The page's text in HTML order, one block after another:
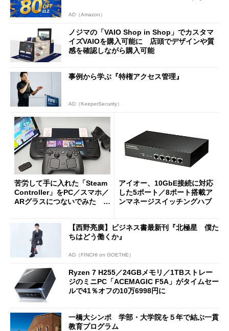
AD（Amazon）
ノジマの「VAIO Shop in Shop」でカスタマ
イズVAIOを購入可能に 店頭でデザインや質
感を確認しながら購入可能
事例から学ぶ『特権アクセス管理』
AD（KeeperSecurity）
苦労して手に入れた「Steam
Controller」をPC／スマホ／
ARグラスにつないでみた ゲ
アイオー、10GbE接続に対応
した5ポート／8ポート搭載ア
ンマネージスイッチングハブ
【西野亮廣】ビジネス書最新刊『北極星 僕た
ちはどう働くか』
AD（FINCHI on GOETHE）
Ryzen 7 H255／24GBメモリ／1TBストレー
ジのミニPC「ACEMAGIC F5A」がタイムセー
ルで41％オフの10万6998円に
一橋大シンポ 学部・大学院を５年で結ぶ一貫
教育プログラム